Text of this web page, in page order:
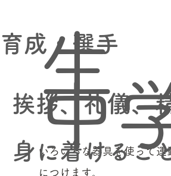
生
いろいろな器具を使って運
につけます。
中
育成・選手
挨拶、礼儀、
身に着けるこ